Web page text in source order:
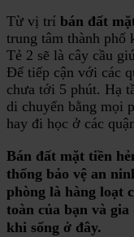
Từ vị trí bán đất
trung tâm thành phố
Tẻ 2 sẽ là cây cầu
Để tiếp cận với các
chưa tới 5 phút. Hạ
di chuyển bằng mọi
hay đi học ở các
Bán đất mặt tiền
thống bảo vệ an
phòng là hàng loạt
toàn của bạn và
khi sống ở đây.